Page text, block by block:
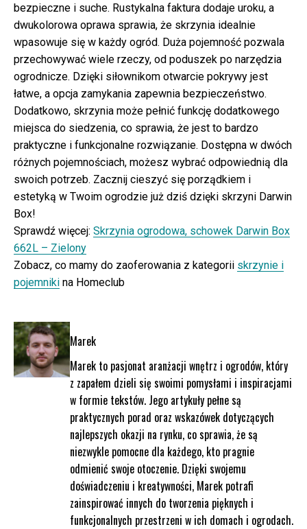
bezpieczne i suche. Rustykalna faktura dodaje uroku, a
dwukolorowa oprawa sprawia, że skrzynia idealnie
wpasowuje się w każdy ogród. Duża pojemność pozwala
przechowywać wiele rzeczy, od poduszek po narzędzia
ogrodnicze. Dzięki siłownikom otwarcie pokrywy jest
łatwe, a opcja zamykania zapewnia bezpieczeństwo.
Dodatkowo, skrzynia może pełnić funkcję dodatkowego
miejsca do siedzenia, co sprawia, że jest to bardzo
praktyczne i funkcjonalne rozwiązanie. Dostępna w dwóch
różnych pojemnościach, możesz wybrać odpowiednią dla
swoich potrzeb. Zacznij cieszyć się porządkiem i
estetyką w Twoim ogrodzie już dziś dzięki skrzyni Darwin
Box!
Sprawdź więcej: Skrzynia ogrodowa, schowek Darwin Box
662L – Zielony
Zobacz, co mamy do zaoferowania z kategorii skrzynie i
pojemniki na Homeclub
Marek
Marek to pasjonat aranżacji wnętrz i ogrodów, który
z zapałem dzieli się swoimi pomysłami i inspiracjami
w formie tekstów. Jego artykuły pełne są
praktycznych porad oraz wskazówek dotyczących
najlepszych okazji na rynku, co sprawia, że są
niezwykle pomocne dla każdego, kto pragnie
odmienić swoje otoczenie. Dzięki swojemu
doświadczeniu i kreatywności, Marek potrafi
zainspirować innych do tworzenia pięknych i
funkcjonalnych przestrzeni w ich domach i ogrodach.